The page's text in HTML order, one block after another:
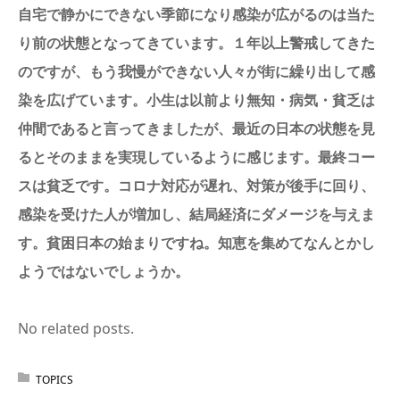
自宅で静かにできない季節になり感染が広がるのは当た
り前の状態となってきています。１年以上警戒してきた
のですが、もう我慢ができない人々が街に繰り出して感
染を広げています。小生は以前より無知・病気・貧乏は
仲間であると言ってきましたが、最近の日本の状態を見
るとそのままを実現しているように感じます。最終コー
スは貧乏です。コロナ対応が遅れ、対策が後手に回り、
感染を受けた人が増加し、結局経済にダメージを与えま
す。貧困日本の始まりですね。知恵を集めてなんとかし
ようではないでしょうか。
No related posts.
TOPICS